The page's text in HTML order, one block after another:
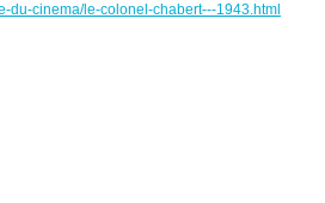
du-cinema/le-colonel-chabert---1943.html